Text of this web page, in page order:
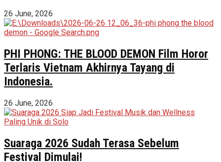
26 June, 2026
PHI PHONG: THE BLOOD DEMON Film Horor
Terlaris Vietnam Akhirnya Tayang di
Indonesia.
26 June, 2026
Suaraga 2026 Sudah Terasa Sebelum
Festival Dimulai!